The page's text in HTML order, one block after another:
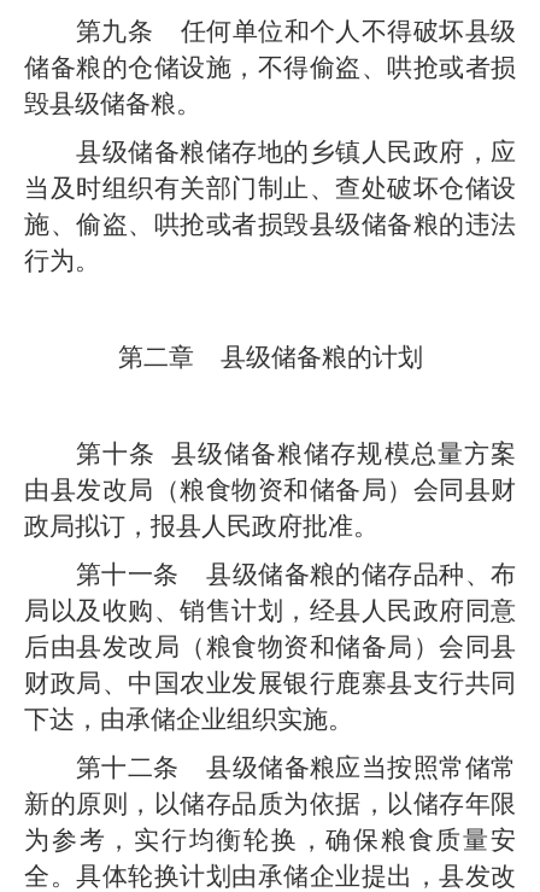
第九条 任何单位和个人不得破坏县级
储备粮的仓储设施，不得偷盗、哄抢或者损
毁县级储备粮。
县级储备粮储存地的乡镇人民政府，应
当及时组织有关部门制止、查处破坏仓储设
施、偷盗、哄抢或者损毁县级储备粮的违法
行为。
第二章 县级储备粮的计划
第十条 县级储备粮储存规模总量方案
由县发改局 （粮食物资和储备局） 会同 县财
政局拟订，报县人民政府批准。
第十一条 县级储备粮的储存品种、布
局以及 收购、销售计划 ， 经县人民政府同意
后由县发改局 （粮食物资和储备局） 会同 县
财政局、 中国农业发展银行鹿寨县支行共同
下达，由承储企业组织实施。
第十二条 县级储备粮应当按照常储常
新的原则，以储存品质为依据，以储存年限
为参考，实行均衡轮换，确保粮食质量安
全。 具体轮换计划由承储企业提出 ， 县发改